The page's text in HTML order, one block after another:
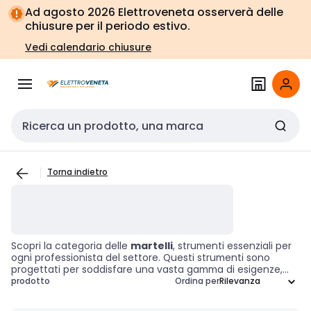
Vai alla
navigazione
Vai
alla
pagina
Ad agosto 2026 Elettroveneta osserverà delle
chiusure per il periodo estivo.
Vedi calendario chiusure
Cerca input
Torna indietro
Scopri la categoria delle martelli, strumenti essenziali per
ogni professionista del settore. Questi strumenti sono
progettati per soddisfare una vasta gamma di esigenze,
dalla lavorazione del legno alla metalmeccanica,
prodotto Ordina per